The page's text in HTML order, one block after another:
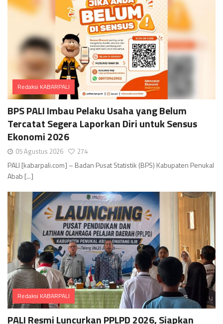
Redaksi KABARPALI
Comments
BPS PALI Imbau Pelaku Usaha yang Belum
Tercatat Segera Laporkan Diri untuk Sensus
Ekonomi 2026
05 Agustus 2026 274
PALI [kabarpali.com] – Badan Pusat Statistik (BPS) Kabupaten Penukal
Abab [...]
Redaksi KABARPALI
Comments
PALI Resmi Luncurkan PPLPD 2026, Siapkan